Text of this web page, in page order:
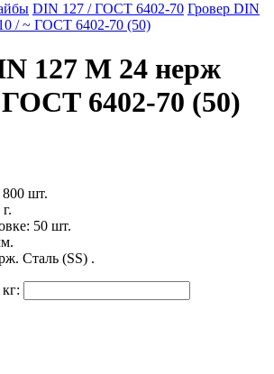
DIN 127 / ГОСТ 6402-70 Гровер DIN
/ ~ ГОСТ 6402-70 (50)
127 M 24 нерж
ГОСТ 6402-70 (50)
800 шт.
50 шт.
Сталь (SS) .